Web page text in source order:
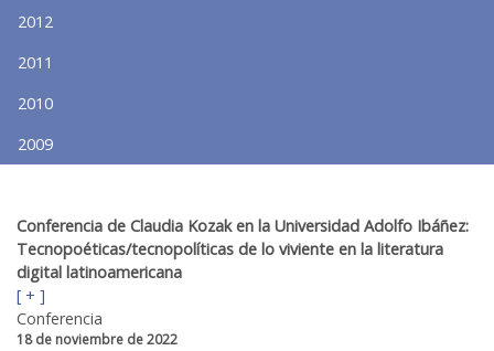
2012
2011
2010
2009
Conferencia de Claudia Kozak en la Universidad Adolfo Ibáñez:
Tecnopoéticas/tecnopolíticas de lo viviente en la literatura
digital latinoamericana
[ + ]
Conferencia
18 de noviembre de 2022